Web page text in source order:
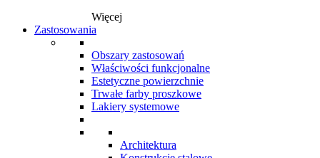
Więcej
Zastosowania
Obszary zastosowań
Właściwości funkcjonalne
Estetyczne powierzchnie
Trwałe farby proszkowe
Lakiery systemowe
Architektura